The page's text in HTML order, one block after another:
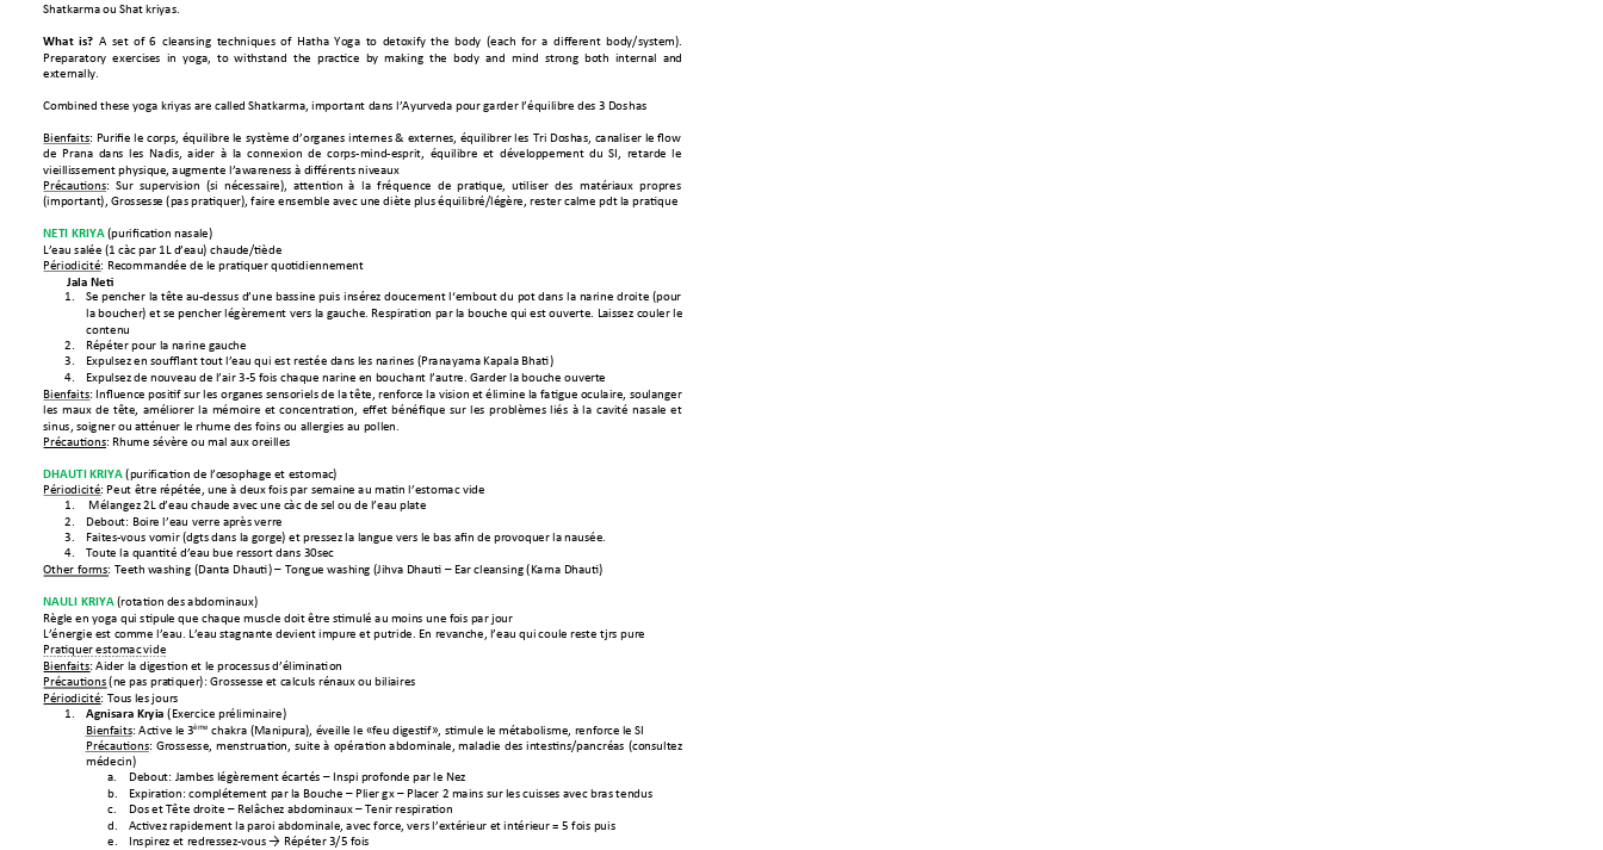
Shatkarma ou Shat kriyas.
What is? A set of 6  cleansing techniques of Hatha Yoga  to detoxify the  body (each for a  different  body/system).
Preparatory  exercises  in  yoga,  to  withstand  the  practice  by  making  the  body  and  mind  strong  both  internal  and
externally.
Combined these yoga kriyas are called Shatkarma, important dans l’Ayurveda pour garder l’équilibre des 3 Doshas
Bienfaits: Purifie le corps, équilibre le système d’organes internes & externes, équilibrer les Tri Doshas, canaliser le flow
de  Prana dans les  Nadis, aider à  la connexion de  corps-mind-esprit, équilibre et  développement du  SI,
  retarde
le
vieillissement physique, augmente l’awareness à différents niveaux
Précautions: Sur supervision (si nécessaire), attention  à la fréquence  de pratique, utiliser des  matériaux propres
(important), Grossesse (pas pratiquer), faire ensemble avec une diète plus équilibré/légère, rester calme pdt la pratique
NETI KRIYA (purification nasale)
L’eau salée (1 càc par 1L d’eau) chaude/tiède
Périodicité: Recommandée de le pratiquer quotidiennement
Jala Neti
1. Se pencher la tête au-dessus d’une bassine puis insérez doucement l‘embout du pot dans la narine droite (pour
la boucher) et se pencher légèrement vers la gauche. Respiration par la bouche qui est ouverte. Laissez couler le
contenu
2.
Répéter pour la narine gauche
3.
Expulsez en soufflant tout l’eau qui est restée dans les narines (Pranayama Kapala Bhati)
4.
Expulsez de nouveau de l’air 3-5 fois chaque narine en bouchant l’autre. Garder la bouche ouverte
Bienfaits: Influence positif sur les organes sensoriels de la tête, renforce la vision et élimine la fatigue oculaire, soulanger
les maux de tête, améliorer la mémoire et concentration, effet bénéfique sur les problèmes liés à la cavité nasale et
sinus, soigner ou atténuer le rhume des foins ou allergies au pollen.
Précautions: Rhume sévère ou mal aux oreilles
DHAUTI KRIYA (purification de l’œsophage et estomac)
Périodicité: Peut être répétée, une à deux fois par semaine au matin l’estomac vide
1.
Mélangez 2L d’eau chaude avec une càc de sel ou de l’eau plate
2.
Debout: Boire l’eau verre après verre
3.
Faites-vous vomir (dgts dans la gorge) et pressez la langue vers le bas afin de provoquer la nausée.
4.
Toute la quantité d’eau bue ressort dans 30sec
Other forms: Teeth washing (Danta Dhauti) – Tongue washing (Jihva Dhauti – Ear cleansing (Karna Dhauti)
NAULI KRIYA (rotation des abdominaux)
Règle en yoga qui stipule que chaque muscle doit être stimulé au moins une fois par jour
L’énergie est comme l’eau. L’eau stagnante devient impure et putride. En revanche, l’eau qui coule reste tjrs pure
Pratiquer estomac vide
Bienfaits: Aider la digestion et le processus d’élimination
Précautions (ne pas pratiquer): Grossesse et calculs rénaux ou biliaires
Périodicité: Tous les jours
1.
Agnisara Kryia (Exercice préliminaire)
Bienfaits: Active le 3ème chakra (Manipura), éveille le «feu digestif», stimule le métabolisme, renforce le SI
Précautions: Grossesse, menstruation, suite à opération abdominale, maladie des intestins/pancréas (consultez
médecin)
a.
Debout: Jambes légèrement écartés – Inspi profonde par le Nez
b.
Expiration: complétement par la Bouche – Plier gx – Placer 2 mains sur les cuisses avec bras tendus
c.
Dos et Tête droite – Relâchez abdominaux – Tenir respiration
d.
Activez rapidement la paroi abdominale, avec force, vers l’extérieur et intérieur = 5 fois puis
e.
Inspirez et redressez-vous → Répéter 3/5 fois